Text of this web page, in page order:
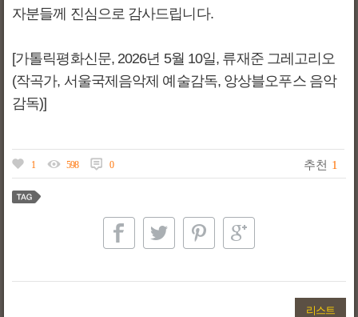
자분들께 진심으로 감사드립니다.
[가톨릭평화신문, 2026년 5월 10일, 류재준 그레고리오
(작곡가, 서울국제음악제 예술감독, 앙상블오푸스 음악
감독)]
1 598 0 추천 1
리스트